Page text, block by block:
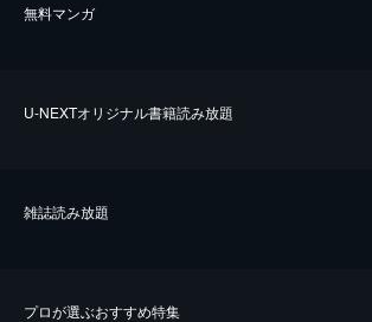
無料マンガ
U-NEXTオリジナル書籍読み放題
雑誌読み放題
プロが選ぶおすすめ特集